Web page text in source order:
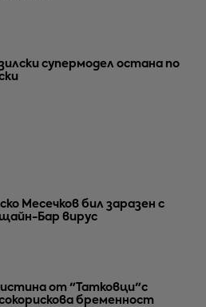
супермодел остана по
Месечков бил заразен с
Бар вирус
от "Татковци"с
бременност